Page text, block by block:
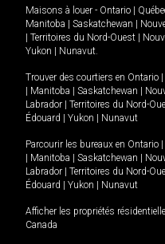
Maisons à louer - Ontario
Manitoba
Saskatchewan
Territoires du Nord-Ouest
Yukon
Nunavut.
Trouver des courtiers en Ontario
Manitoba Saskatchewan
Labrador
Territoires du Nord-
Édouard
Yukon Nunavut
Parcourir les bureaux en Ontario
Manitoba Saskatchewan
Labrador
Territoires du Nord-
Édouard
Yukon Nunavut
Afficher les propriétés
Canada